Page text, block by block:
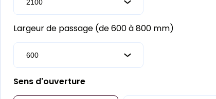
Largeur de passage (de 600 à 800 mm)
Sens d'ouverture